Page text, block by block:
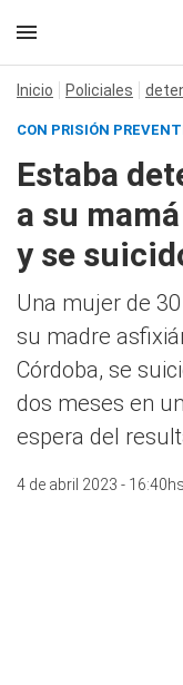
Inicio Policiales
CON PRISIÓN
Estaba
a su
y se
Una mujer de
su madre
Córdoba, se
dos meses en
espera del
4 de abril 2023 - 16:40hs